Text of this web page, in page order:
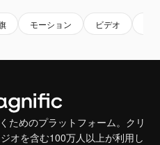
モーション ビデオ
ためのプラットフォーム。クリ
オを含む100万人以上が利用し